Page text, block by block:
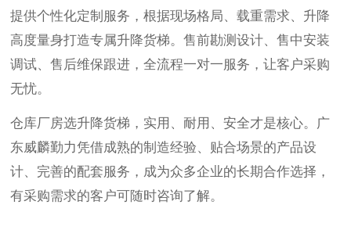
提供个性化定制服务，根据现场格局、载重需求、升降
高度量身打造专属升降货梯。售前勘测设计、售中安装
调试、售后维保跟进，全流程一对一服务，让客户采购
无忧。
仓库厂房选升降货梯，实用、耐用、安全才是核心。广
东威麟勤力凭借成熟的制造经验、贴合场景的产品设
计、完善的配套服务，成为众多企业的长期合作选择，
有采购需求的客户可随时咨询了解。